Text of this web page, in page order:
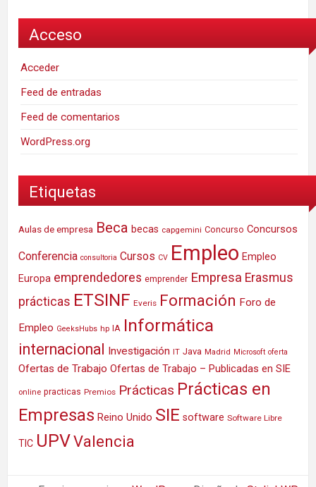
Acceso
Acceder
Feed de entradas
Feed de comentarios
WordPress.org
Etiquetas
Aulas de empresa Beca becas capgemini Concurso Concursos
Conferencia consultoria Cursos CV Empleo Empleo
Europa emprendedores emprender Empresa Erasmus
prácticas ETSINF Everis Formación Foro de
Empleo GeeksHubs hp IA Informática
internacional Investigación IT Java Madrid Microsoft oferta
Ofertas de Trabajo Ofertas de Trabajo – Publicadas en SIE
online practicas Premios Prácticas Prácticas en
Empresas Reino Unido SIE software Software Libre
TIC UPVValencia